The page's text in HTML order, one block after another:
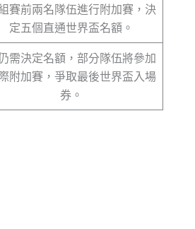
賽前兩名隊伍進行附加賽，決
定五個直通世界盃名額。
需決定名額，部分隊伍將參加
附加賽，爭取最後世界盃入場
券。